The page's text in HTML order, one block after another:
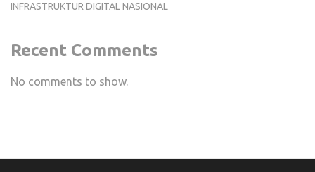
INFRASTRUKTUR DIGITAL NASIONAL
Recent Comments
No comments to show.